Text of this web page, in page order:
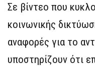
Σε βίντεο που
κοινωνικής
αναφορές για το
υποστηρίζουν ότι